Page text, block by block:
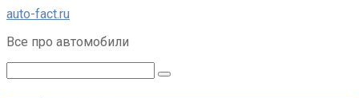
Перейти
контенту
auto-fact.ru
Все про автомобили